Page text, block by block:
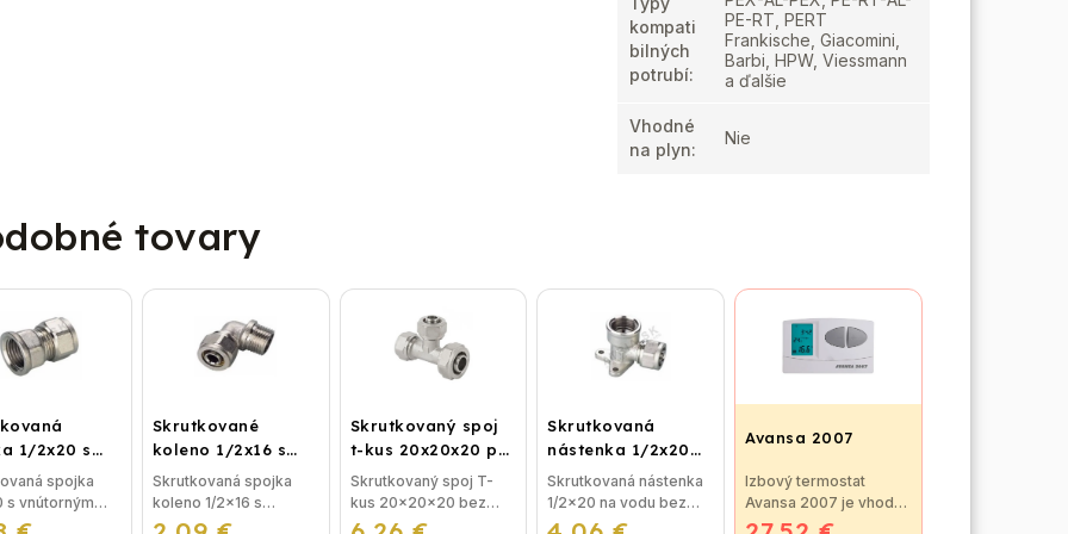
kompati
bilných
potrubí:
PE-RT, PERT
Frankische, Giacomini,
Barbi, HPW, Viessmann
a ďalšie
Vhodné
na plyn:
Nie
tovary
1/2x20 s
závitom
spojka
s vnútorným
bez nutnosti
Skrutkované
koleno 1/2x16 s
vonkajším závitom
Skrutkovaná spojka
koleno 1/2x16 s
vonkajším závitom bez
Skrutkovaný spoj
t-kus 20x20x20 pre
plastohliník
Skrutkovaný spoj T-
kus 20x20x20 bez
nutnosti lisovania,
Skrutkovaná
nástenka 1/2x20
na vodu
Skrutkovaná nástenka
1/2x20 na vodu bez
nutnosti lisovania,
Avansa 2007
Izbový termostat
Avansa 2007 je vhodný
na reguláciu väčšiny